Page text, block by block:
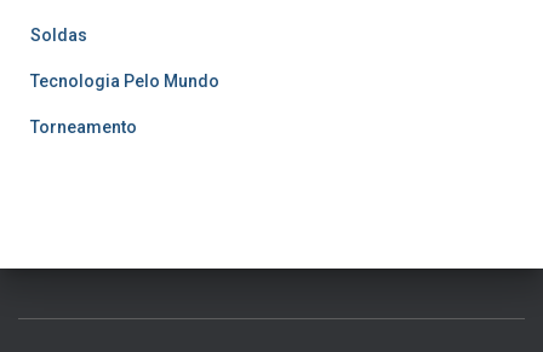
Soldas
Tecnologia Pelo Mundo
Torneamento